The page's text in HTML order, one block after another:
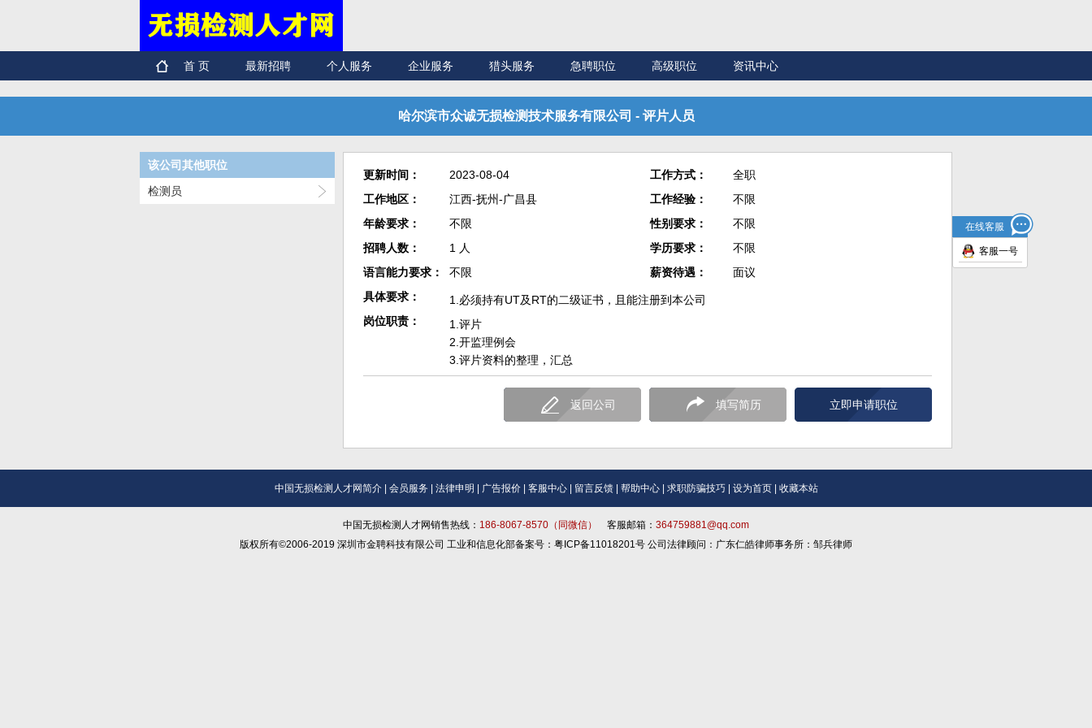
首 页 最新招聘 个人服务 企业服务 猎头服务 急聘职位 高级职位 资讯中心
哈尔滨市众诚无损检测技术服务有限公司 - 评片人员
该公司其他职位
检测员
更新时间： 2023-08-04 工作方式：
全职
工作地区：
江西-抚州-广昌县 工作经验：
不限
年龄要求：
不限 性别要求：
不限
招聘人数：
1 人 学历要求：
不限
语言能力要求：
不限 薪资待遇：
面议
具体要求：
1.必须持有UT及RT的二级证书，且能注册到本公司
岗位职责：
1.评片
2.开监理例会
3.评片资料的整理，汇总
立即申请职位
填写简历
返回公司
中国无损检测人才网简介| 会员服务 法律申明 广告报价| 客服中心| 留言反馈| 帮助中心| 求职防骗技巧| 设为首页| 收藏本站
中国无损检测人才网销售热线： 186-8067-8570（同微信） 客服邮箱： 364759881@qq.com
版权所有©2006-2019 深圳市金聘科技有限公司 工业和信息化部备案号：粤ICP备11018201号 公司法律顾问：广东仁皓律师事务所：邹兵律师
在线客服
客服一号